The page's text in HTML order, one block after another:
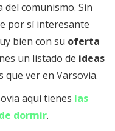
del comunismo. Sin
por sí interesante
bien con su oferta
un listado de ideas
que ver en Varsovia.
aquí tienes las
dormir.